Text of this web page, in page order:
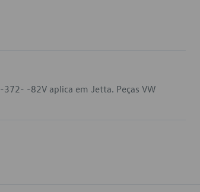
-82V aplica em Jetta. Peças VW